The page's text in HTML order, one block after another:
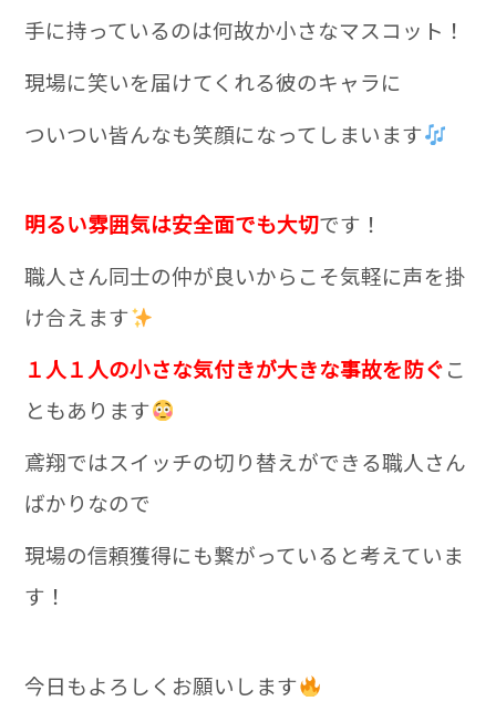
手に持っているのは何故か小さなマスコット！
現場に笑いを届けてくれる彼のキャラに
ついつい皆んなも笑顔になってしまいます
明るい雰囲気は安全面でも大切です！
職人さん同士の仲が良いからこそ気軽に声を掛
け合えます
１人１人の小さな気付きが大きな事故を防ぐこ
ともあります
鳶翔ではスイッチの切り替えができる職人さん
ばかりなので
現場の信頼獲得にも繋がっていると考えていま
す！
今日もよろしくお願いします